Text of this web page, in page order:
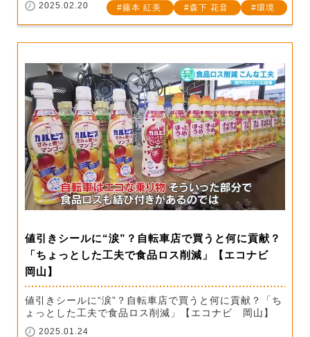
2025.02.20 藤本 紅美 森下 花音 環境
値引きシールに“涙”？自転車店で買うと何に貢献？
「ちょっとした工夫で食品ロス削減」【エコナビ
岡山】
値引きシールに“涙”？自転車店で買うと何に貢献？「ち
ょっとした工夫で食品ロス削減」【エコナビ 岡山】
2025.01.24